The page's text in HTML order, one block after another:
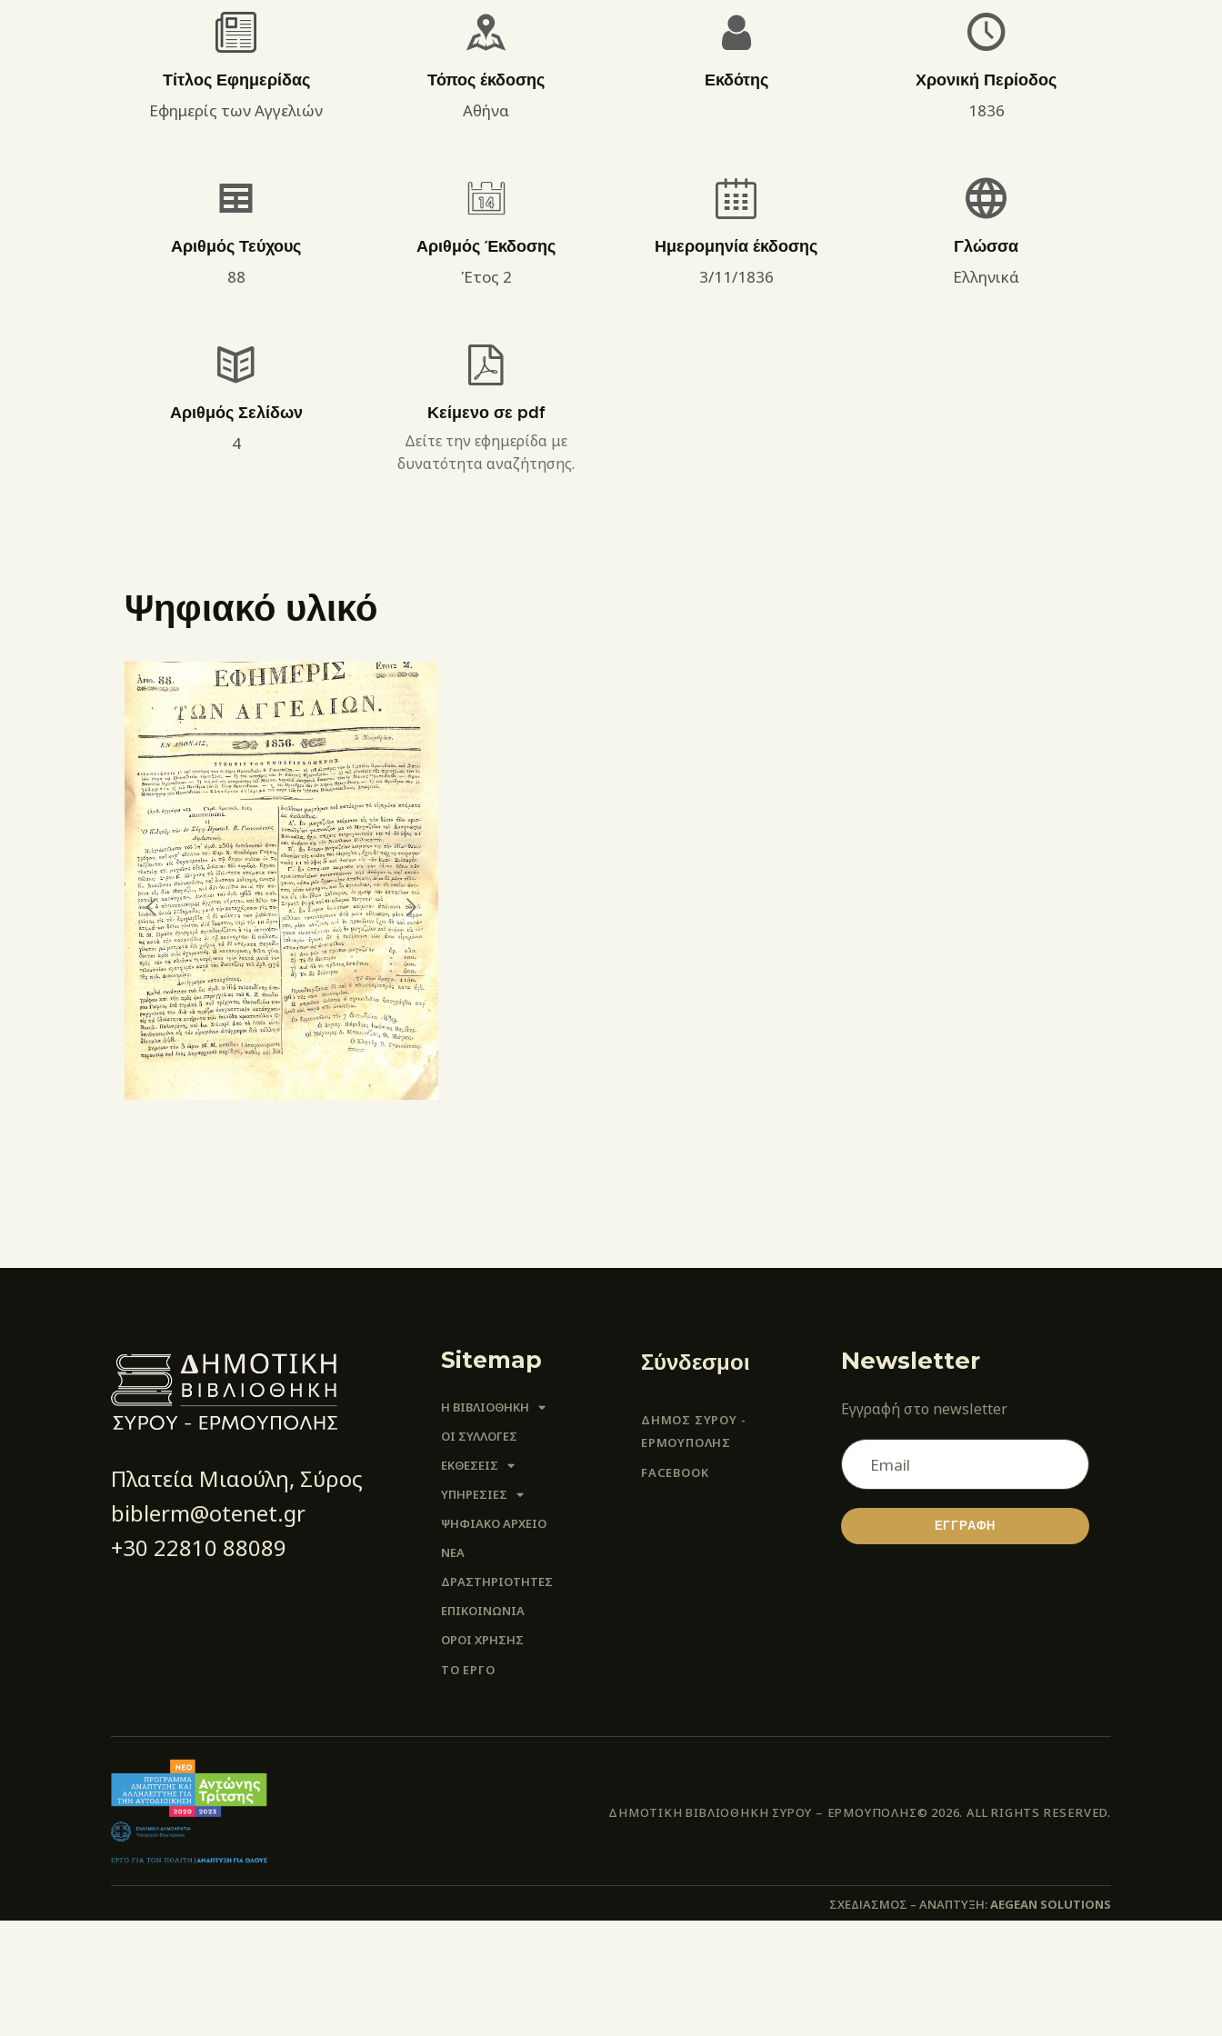
Τίτλος Εφημερίδας
Εφημερίς των Αγγελιών
Τόπος έκδοσης
Αθήνα
Εκδότης
Χρονική Περίοδος
1836
Αριθμός Τεύχους
88
Αριθμός Έκδοσης
Έτος 2
Ημερομηνία έκδοσης
3/11/1836
Γλώσσα
Ελληνικά
Αριθμός Σελίδων
4
Κείμενο σε pdf
Δείτε την εφημερίδα με
δυνατότητα αναζήτησης.
Ψηφιακό υλικό
Πλατεία Μιαούλη, Σύρος
biblerm@otenet.gr
+30 22810 88089
Sitemap
Η ΒΙΒΛΙΟΘΗΚΗ
ΟΙ ΣΥΛΛΟΓΈΣ
ΕΚΘΕΣΕΙΣ
ΥΠΗΡΕΣΙΕΣ
ΨΗΦΙΑΚΌ ΑΡΧΕΊΟ
ΝΕΑ
ΔΡΑΣΤΗΡΙΟΤΗΤΕΣ
ΕΠΙΚΟΙΝΩΝΊΑ
ΌΡΟΙ ΧΡΉΣΗΣ
ΤΟ ΕΡΓΟ
Σύνδεσμοι
ΔΗΜΟΣ ΣΥΡΟΥ -
ΕΡΜΟΎΠΟΛΗΣ
FACEBOOK
Newsletter
Εγγραφή στο newsletter
ΕΓΓΡΑΦΗ
ΔΗΜΟΤΙΚΗ ΒΙΒΛΙΟΘΗΚΗ ΣΥΡΟΥ – ΕΡΜΟΥΠΟΛΗΣ© 2026. ALL RIGHTS RESERVED.
ΣΧΕΔΙΑΣΜΟΣ – ΑΝΑΠΤΥΞΗ:AEGEAN SOLUTIONS